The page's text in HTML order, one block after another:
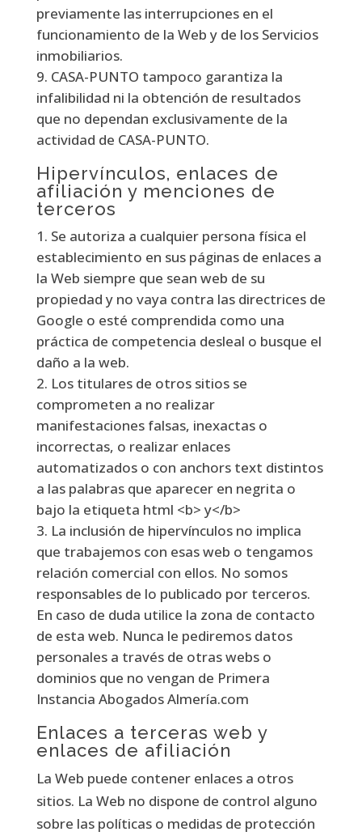
previamente las interrupciones en el
funcionamiento de la Web y de los Servicios
inmobiliarios.
CASA-PUNTO tampoco garantiza la
infalibilidad ni la obtención de resultados
que no dependan exclusivamente de la
actividad de CASA-PUNTO.
Hipervínculos, enlaces de
afiliación y menciones de
terceros
Se autoriza a cualquier persona física el
establecimiento en sus páginas de enlaces a
la Web siempre que sean web de su
propiedad y no vaya contra las directrices de
Google o esté comprendida como una
práctica de competencia desleal o busque el
daño a la web.
Los titulares de otros sitios se
comprometen a no realizar
manifestaciones falsas, inexactas o
incorrectas, o realizar enlaces
automatizados o con anchors text distintos
a las palabras que aparecer en negrita o
bajo la etiqueta html <b> y</b>
La inclusión de hipervínculos no implica
que trabajemos con esas web o tengamos
relación comercial con ellos. No somos
responsables de lo publicado por terceros.
En caso de duda utilice la zona de contacto
de esta web. Nunca le pediremos datos
personales a través de otras webs o
dominios que no vengan de Primera
Instancia Abogados Almería.com
Enlaces a terceras web y
enlaces de afiliación
La Web puede contener enlaces a otros
sitios. La Web no dispone de control alguno
sobre las políticas o medidas de protección